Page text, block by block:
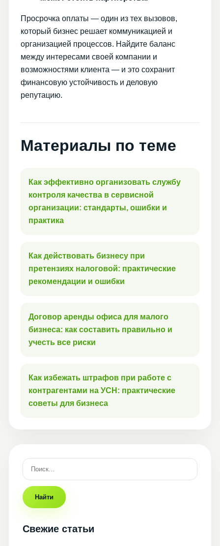
Просрочка оплаты — один из тех вызовов,
который бизнес решает коммуникацией и
организацией процессов. Найдите баланс
между интересами своей компании и
возможностями клиента — и это сохранит
финансовую устойчивость и деловую
репутацию.
Материалы по теме
Как эффективно организовать службу
контроля качества в сервисной
организации: стандарты, ошибки и
практика
Как действовать бизнесу при
претензиях налоговой: практические
рекомендации и ошибки
Договор аренды офиса для малого
бизнеса: как составить правильно и
учесть все риски
Как избежать штрафов при работе с
контрагентами на УСН: практические
советы для бизнеса
Найти
Свежие статьи